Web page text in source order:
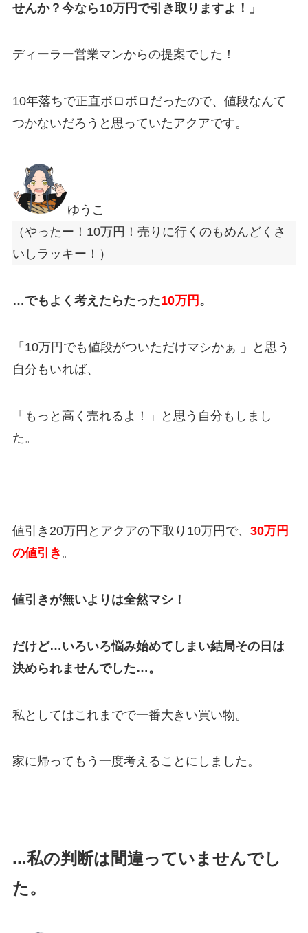
せんか？今なら10万円で引き取りますよ！」
ディーラー営業マンからの提案でした！
10年落ちで正直ボロボロだったので、値段なんて
つかないだろうと思っていたアクアです。
ゆうこ
（やったー！10万円！売りに行くのもめんどくさ
いしラッキー！）
…でもよく考えたらたった10万円 。
「10万円でも値段がついただけマシかぁ
」と思う
自分もいれば、
「もっと高く売れるよ！」と思う自分もしまし
た。
値引き 20万円 とアクアの下取り10万円 で、 30万円
の値引き 。
値引きが無いよりは全然マシ！
だけど…いろいろ悩み始めてしまい結局その日は
決められませんでした…。
私としてはこれまでで一番大きい買い物。
家に帰ってもう一度考えることにしました。
...私の判断は間違っていませんでし
た。